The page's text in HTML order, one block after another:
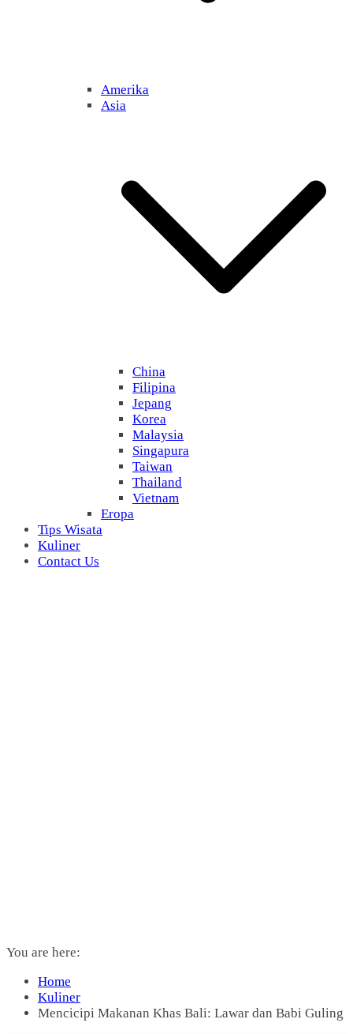
Amerika
Asia
China
Filipina
Jepang
Korea
Malaysia
Singapura
Taiwan
Thailand
Vietnam
Eropa
Tips Wisata
Kuliner
Contact Us
You are here:
Home
Kuliner
Mencicipi Makanan Khas Bali: Lawar dan Babi Guling